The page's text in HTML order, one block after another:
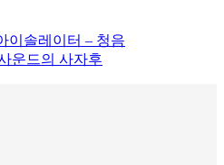
이솔레이터 – 청음
운드의 사자후